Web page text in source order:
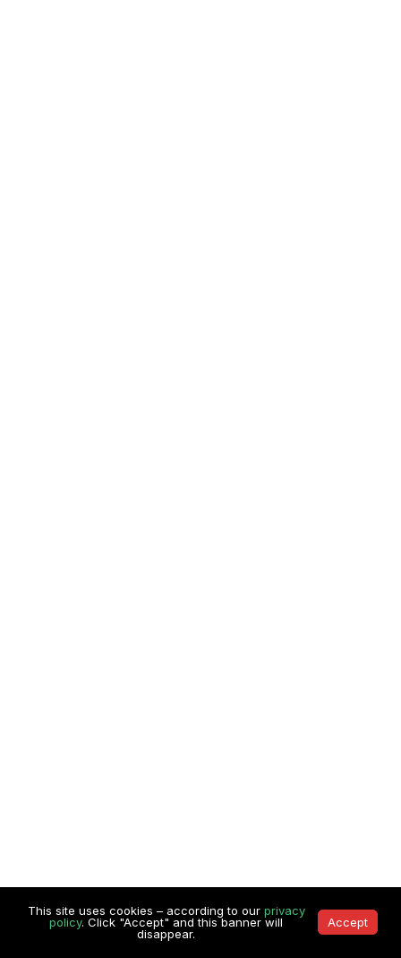
This site uses cookies – according to our privacy
policy. Click "Accept" and this banner will
disappear.
Accept